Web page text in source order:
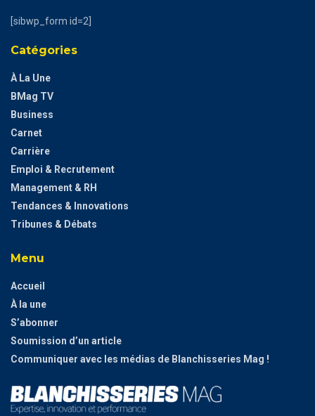
[sibwp_form id=2]
Catégories
À La Une
BMag TV
Business
Carnet
Carrière
Emploi & Recrutement
Management & RH
Tendances & Innovations
Tribunes & Débats
Menu
Accueil
À la une
S’abonner
Soumission d’un article
Communiquer avec les médias de Blanchisseries Mag !